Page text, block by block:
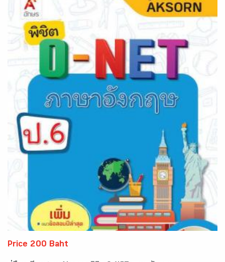
Price 200 Baht